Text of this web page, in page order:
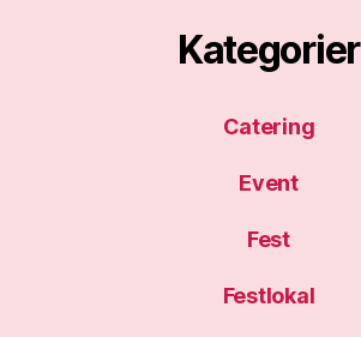
Kategorier
Catering
Event
Fest
Festlokal